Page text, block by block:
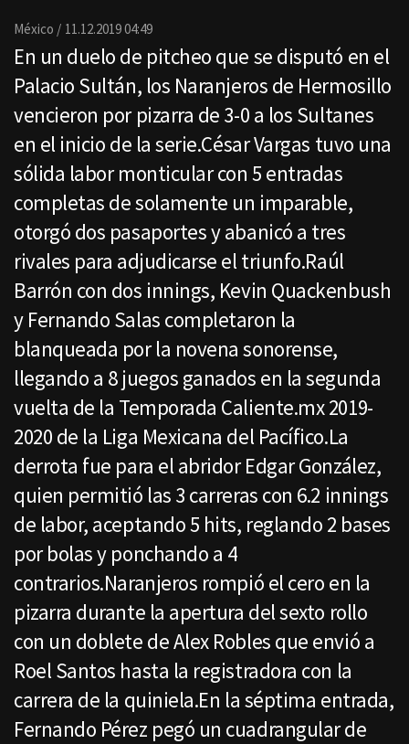
México 11.12.2019 04:49
En un duelo de pitcheo que se disputó en el
Palacio Sultán, los Naranjeros de Hermosillo
vencieron por pizarra de 3-0 a los Sultanes
en el inicio de la serie.César Vargas tuvo una
sólida labor monticular con 5 entradas
completas de solamente un imparable,
otorgó dos pasaportes y abanicó a tres
rivales para adjudicarse el triunfo.Raúl
Barrón con dos innings, Kevin Quackenbush
y Fernando Salas completaron la
blanqueada por la novena sonorense,
llegando a 8 juegos ganados en la segunda
vuelta de la Temporada Caliente.mx 2019-
2020 de la Liga Mexicana del Pacífico.La
derrota fue para el abridor Edgar González,
quien permitió las 3 carreras con 6.2 innings
de labor, aceptando 5 hits, reglando 2 bases
por bolas y ponchando a 4
contrarios.Naranjeros rompió el cero en la
pizarra durante la apertura del sexto rollo
con un doblete de Alex Robles que envió a
Roel Santos hasta la registradora con la
carrera de la quiniela.En la séptima entrada,
Fernando Pérez pegó un cuadrangular de